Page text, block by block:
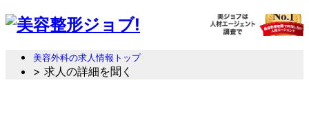
美容外科の求人情報トップ
> 求人の詳細を聞く